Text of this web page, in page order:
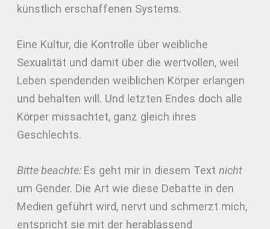
künstlich erschaffenen Systems.
Eine Kultur, die Kontrolle über weibliche
Sexualität und damit über die wertvollen, weil
Leben spendenden weiblichen Körper erlangen
und behalten will. Und letzten Endes doch alle
Körper missachtet, ganz gleich ihres
Geschlechts.
Bitte beachte: Es geht mir in diesem Textnicht
um Gender. Die Art wie diese Debatte in den
Medien geführt wird, nervt und schmerzt mich,
entspricht sie mit der herablassend